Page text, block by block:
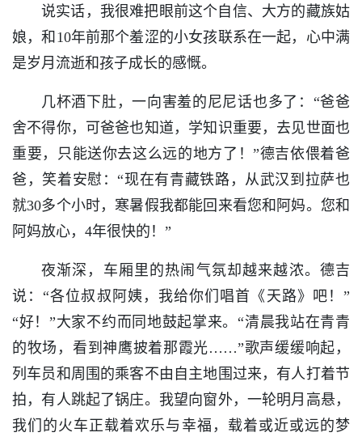
说实话，我很难把眼前这个自信、大方的藏族姑
娘，和10年前那个羞涩的小女孩联系在一起，心中满
是岁月流逝和孩子成长的感慨。
几杯酒下肚，一向害羞的尼尼话也多了：“爸爸
舍不得你，可爸爸也知道，学知识重要，去见世面也
重要，只能送你去这么远的地方了！”德吉依偎着爸
爸，笑着安慰：“现在有青藏铁路，从武汉到拉萨也
就30多个小时，寒暑假我都能回来看您和阿妈。您和
阿妈放心，4年很快的！”
夜渐深，车厢里的热闹气氛却越来越浓。德吉
说：“各位叔叔阿姨，我给你们唱首《天路》吧！”
“好！”大家不约而同地鼓起掌来。“清晨我站在青青
的牧场，看到神鹰披着那霞光……”歌声缓缓响起，
列车员和周围的乘客不由自主地围过来，有人打着节
拍，有人跳起了锅庄。我望向窗外，一轮明月高悬，
我们的火车正载着欢乐与幸福，载着或近或远的梦